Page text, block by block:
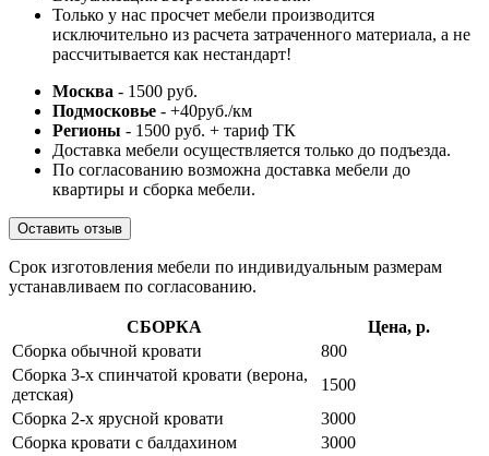
Только у нас просчет мебели производится
исключительно из расчета затраченного материала, а не
рассчитывается как нестандарт!
Москва - 1500 руб.
Подмосковье - +40руб./км
Регионы - 1500 руб. + тариф ТК
Доставка мебели осуществляется только до подъезда.
По согласованию возможна доставка мебели до
квартиры и сборка мебели.
Оставить отзыв
Срок изготовления мебели по индивидуальным размерам
устанавливаем по согласованию.
СБОРКА
Цена, р.
Сборка обычной кровати
800
Сборка 3-х спинчатой кровати (верона,
детская)
1500
Сборка 2-х ярусной кровати
3000
Сборка кровати с балдахином
3000